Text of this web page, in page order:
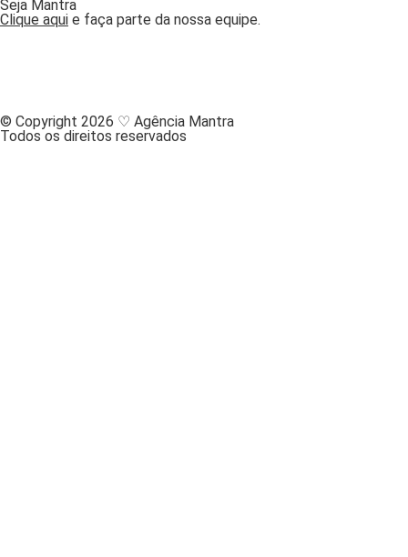
Seja Mantra
Clique aqui e faça parte da nossa equipe.
© Copyright 2026 ♡ Agência Mantra
Todos os direitos reservados